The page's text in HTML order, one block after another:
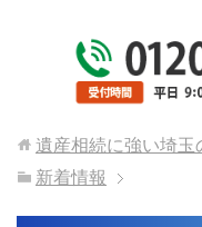
遺産相続に強い埼玉
新着情報